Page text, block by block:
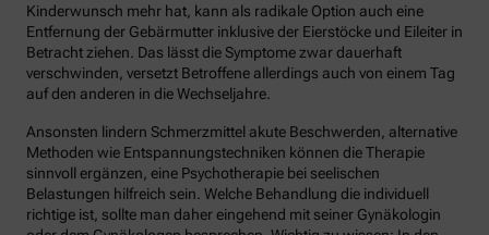
Kinderwunsch mehr hat, kann als radikale Option auch eine
Entfernung der Gebärmutter inklusive der Eierstöcke und Eileiter in
Betracht ziehen. Das lässt die Symptome zwar dauerhaft
verschwinden, versetzt Betroffene allerdings auch von einem Tag
auf den anderen in die Wechseljahre.
Ansonsten lindern Schmerzmittel akute Beschwerden, alternative
Methoden wie Entspannungstechniken können die Therapie
sinnvoll ergänzen, eine Psychotherapie bei seelischen
Belastungen hilfreich sein. Welche Behandlung die individuell
richtige ist, sollte man daher eingehend mit seiner Gynäkologin